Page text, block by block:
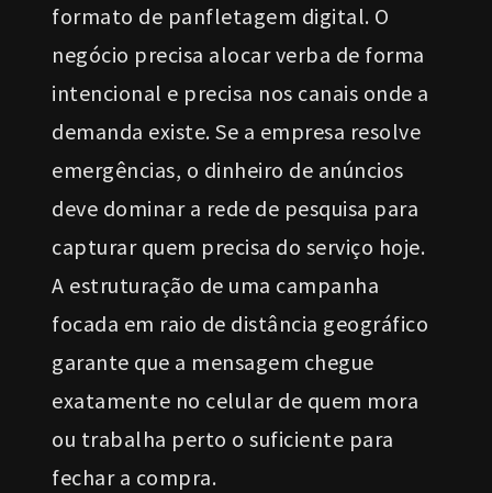
formato de panfletagem digital. O
negócio precisa alocar verba de forma
intencional e precisa nos canais onde a
demanda existe. Se a empresa resolve
emergências, o dinheiro de anúncios
deve dominar a rede de pesquisa para
capturar quem precisa do serviço hoje.
A estruturação de uma campanha
focada em raio de distância geográfico
garante que a mensagem chegue
exatamente no celular de quem mora
ou trabalha perto o suficiente para
fechar a compra.